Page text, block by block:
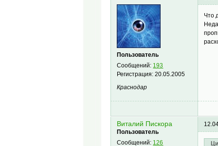
Пользователь
Сообщений: 193
Регистрация:20.05.2005
Краснодар
Что
Виталий Пискора
Пользователь
Сообщений: 126